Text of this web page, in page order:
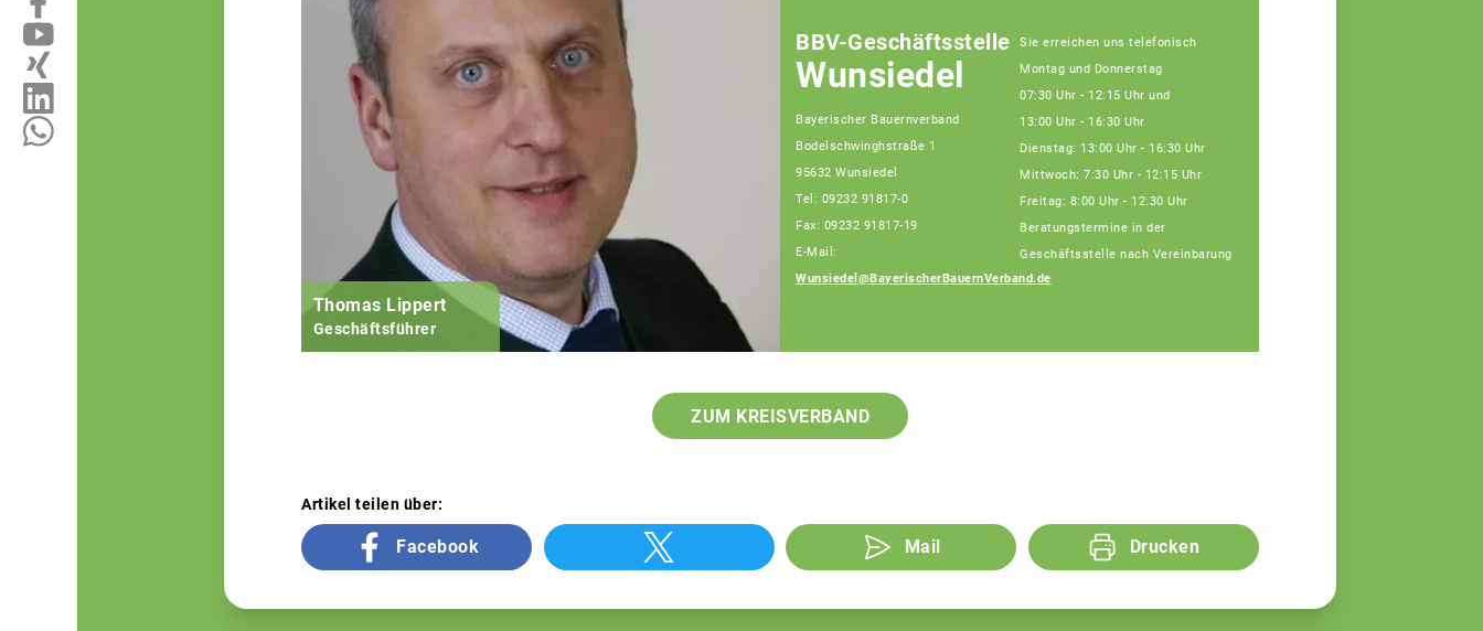
Thomas Lippert
Geschäftsführer
BBV-Geschäftsstelle
Wunsiedel
Bayerischer Bauernverband
Bodelschwinghstraße 1
95632 Wunsiedel
Tel: 09232 91817-0
Fax: 09232 91817-19
E-Mail:
Wunsiedel@BayerischerBauernVerband.de
Sie erreichen uns telefonisch
Montag und Donnerstag
07:30 Uhr - 12:15 Uhr und
13:00 Uhr - 16:30 Uhr
Dienstag: 13:00 Uhr - 16:30 Uhr
Mittwoch: 7:30 Uhr - 12:15 Uhr
Freitag: 8:00 Uhr - 12:30 Uhr
Beratungstermine in der
Geschäftsstelle nach Vereinbarung
ZUM KREISVERBAND
Artikel teilen über:
Facebook Mail Drucken